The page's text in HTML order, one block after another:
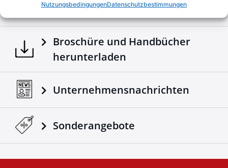
NutzungsbedingungenDatenschutzbestimmungen
Konfigurator
Broschüre und Handbücher
herunterladen
Unternehmensnachrichten
Sonderangebote